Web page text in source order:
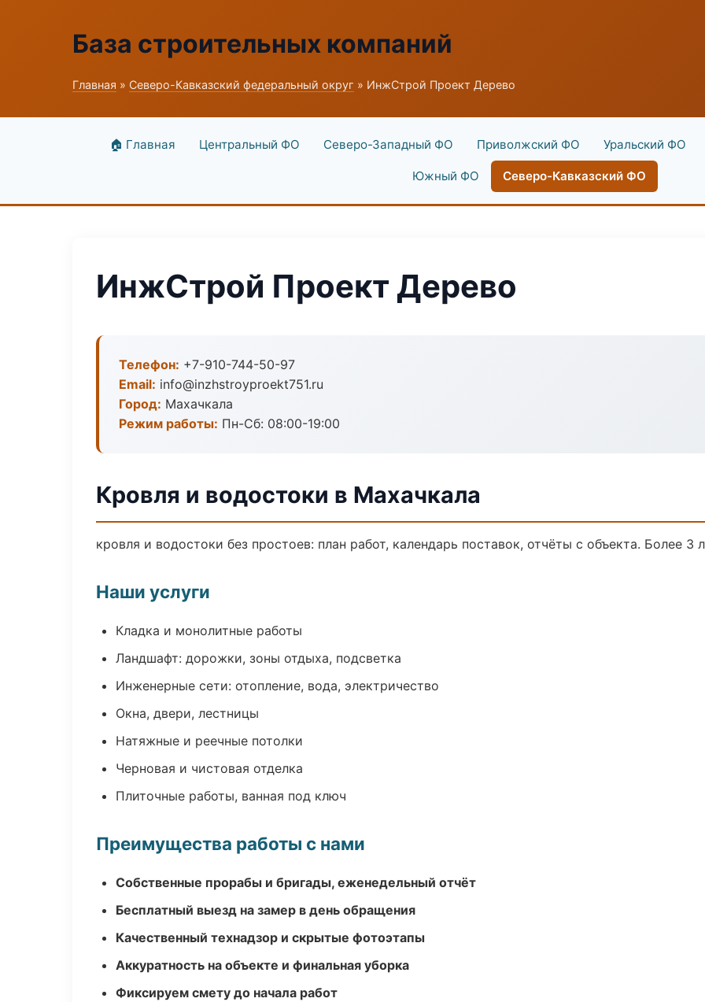
База строительных компаний
Главная » Северо-Кавказский федеральный округ » ИнжСтрой Проект Дерево
🏠 Главная Центральный ФО Северо-Западный ФО Приволжский ФО Уральский ФО
Южный ФО Северо-Кавказский ФО
ИнжСтрой Проект Дерево
Телефон: +7-910-744-50-97
Email: info@inzhstroyproekt751.ru
Город: Махачкала
Режим работы: Пн-Сб: 08:00-19:00
Кровля и водостоки в Махачкала
кровля и водостоки без простоев: план работ, календарь поставок, отчёты с объекта. Более 3
Наши услуги
Кладка и монолитные работы
Ландшафт: дорожки, зоны отдыха, подсветка
Инженерные сети: отопление, вода, электричество
Окна, двери, лестницы
Натяжные и реечные потолки
Черновая и чистовая отделка
Плиточные работы, ванная под ключ
Преимущества работы с нами
Собственные прорабы и бригады, еженедельный отчёт
Бесплатный выезд на замер в день обращения
Качественный технадзор и скрытые фотоэтапы
Аккуратность на объекте и финальная уборка
Фиксируем смету до начала работ